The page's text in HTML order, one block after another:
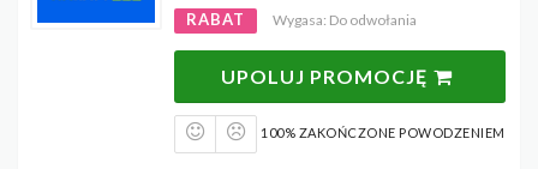
RABAT Wygasa: Do odwołania
UPOLUJ PROMOCJĘ
100% ZAKOŃCZONE POWODZENIEM